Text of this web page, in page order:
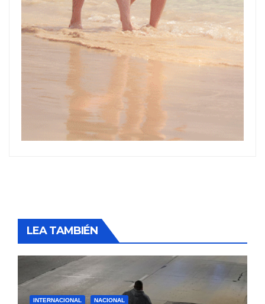
LEA TAMBIÉN
INTERNACIONAL NACIONAL